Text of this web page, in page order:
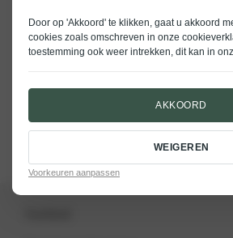
Door op 'Akkoord' te klikken, gaat u akkoord
cookies zoals omschreven in onze
toestemming ook weer intrekken, dit kan in
AKKOORD
WEIGEREN
Voorkeuren aanpassen
VERSTUREN